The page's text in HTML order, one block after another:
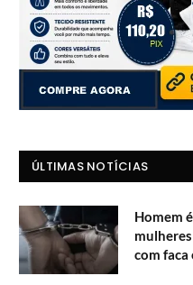
ÚLTIMAS NOTÍCIAS
Homem
com faca